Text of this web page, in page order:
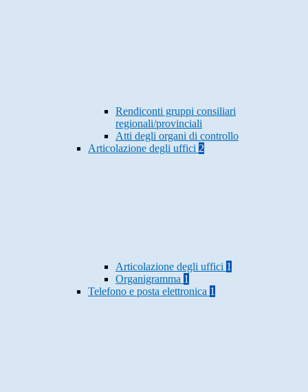
Rendiconti gruppi consiliari
regionali/provinciali
Atti degli organi di controllo
Articolazione degli uffici 2
Articolazione degli uffici 1
Organigramma 1
Telefono e posta elettronica 1